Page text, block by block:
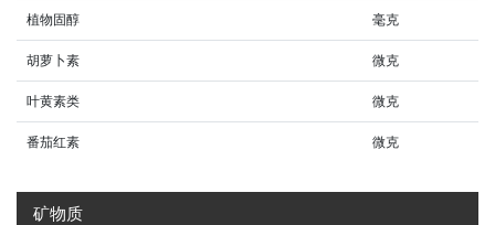
植物固醇 毫克
胡萝卜素 微克
叶黄素类 微克
番茄红素 微克
矿物质